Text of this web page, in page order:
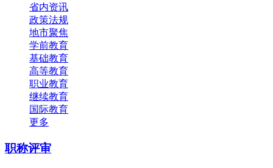
省内资讯
政策法规
地市聚焦
学前教育
基础教育
高等教育
职业教育
继续教育
国际教育
更多
职称评审